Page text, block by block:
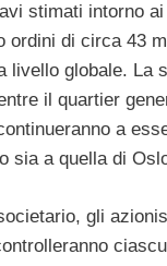
stimati intorno
ordini di circa 43
livello globale. La
il quartier
a
sia a quella di
gli